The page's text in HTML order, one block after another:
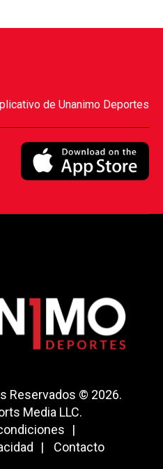
de Unanimo Deportes
Reservados © 2026.
Media LLC.
Contacto